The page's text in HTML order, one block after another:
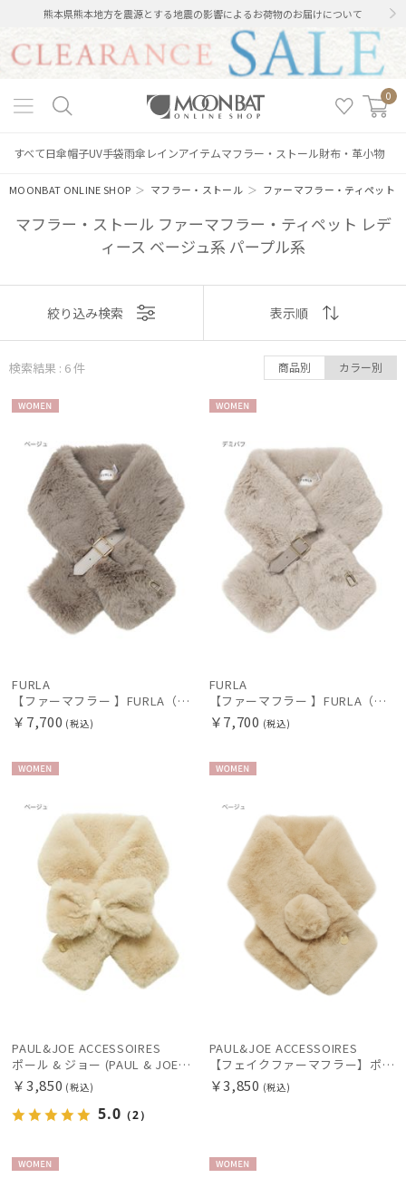
熊本県熊本地方を震源とする地震の影響によるお荷物のお届けについて
0
すべて日傘帽子UV手袋雨傘 レインアイテムマフラー・ストール財布・革小物
MOONBAT ONLINE SHOP ＞ マフラー・ストール ＞ ファーマフラー・ティペット
マフラー・ストール ファーマフラー・ティペット レデ
ィース ベージュ系 パープル系
絞り込み
レディース キッズ
カテゴリー
ブランド
マフラー・ストール・スカーフ
帽子
手袋・アームカバー
その他
カラー
表示
おすすめ
価格の高い
順
価格の低い
順
人気順
売上点数順
お気に入り
絞り込み検索 表示順
検索結果 : 6件 商品別 カラー別
FURLA
【ファーマフラー 】FURLA（フルラ）ベルト差し込みファーティペット アーチロゴ フェイクファー
￥7,700 (税込)
FURLA
【ファーマフラー 】FURLA（フルラ）ベルト差し込みファーティペット アーチロゴ フェイクファー
￥7,700 (税込)
PAUL&JOE ACCESSOIRES
ポール & ジョー (PAUL & JOE ACCESSOIRES) 無地【公式ムーンバット】 マフラー ティペット リボン フェイクファー ブランド プレゼント ギフト
￥3,850 (税込)
5.0 （2）
PAUL&JOE ACCESSOIRES
【フェイクファーマフラー】ポール & ジョー(PAUL & JOE ACCESSOIRES) ポンマフラー プレゼント ギフト クリスマス
￥3,850 (税込)